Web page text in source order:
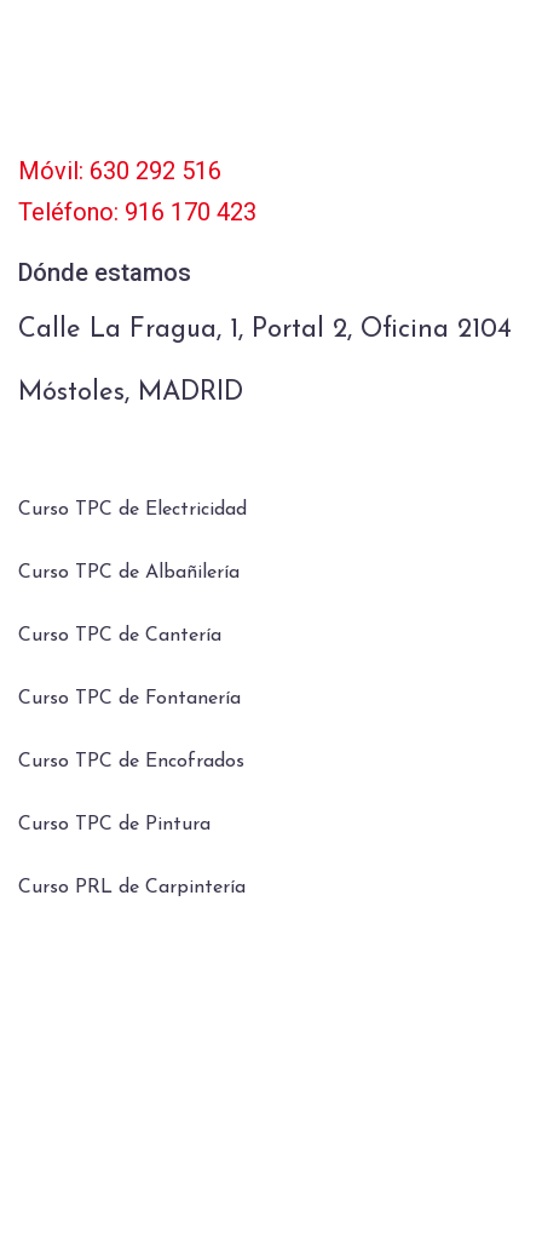
Móvil: 630 292 516
Teléfono: 916 170 423
Dónde estamos
Calle La Fragua, 1, Portal 2, Oficina 2104
Móstoles, MADRID
Curso TPC de Electricidad
Curso TPC de Albañilería
Curso TPC de Cantería
Curso TPC de Fontanería
Curso TPC de Encofrados
Curso TPC de Pintura
Curso PRL de Carpintería